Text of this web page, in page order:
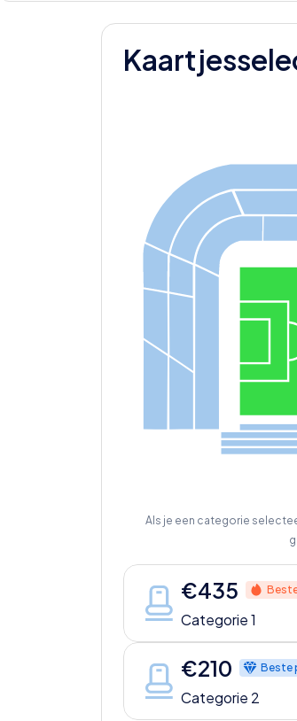
€435
Categorie 1
€210 Beste
Categorie 2
Als je een categorie